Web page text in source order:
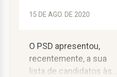
15 DE AGO. DE 2020
O PSD apresentou,
recentemente, a sua
lista de candidatos às